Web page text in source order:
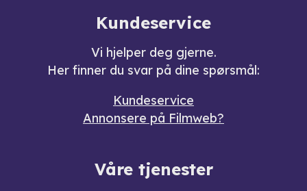
Kundeservice
Vi hjelper deg gjerne.
Her finner du svar på dine spørsmål:
Kundeservice
Annonsere på Filmweb?
Våre tjenester